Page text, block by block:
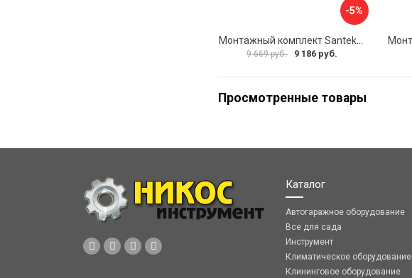
-5%
9 669 руб. 9 186 руб.
Просмотренные товары
Каталог
Автогаражное оборудование
Все для сада
Инструмент
Климатическое оборудование
Клининговое оборудование